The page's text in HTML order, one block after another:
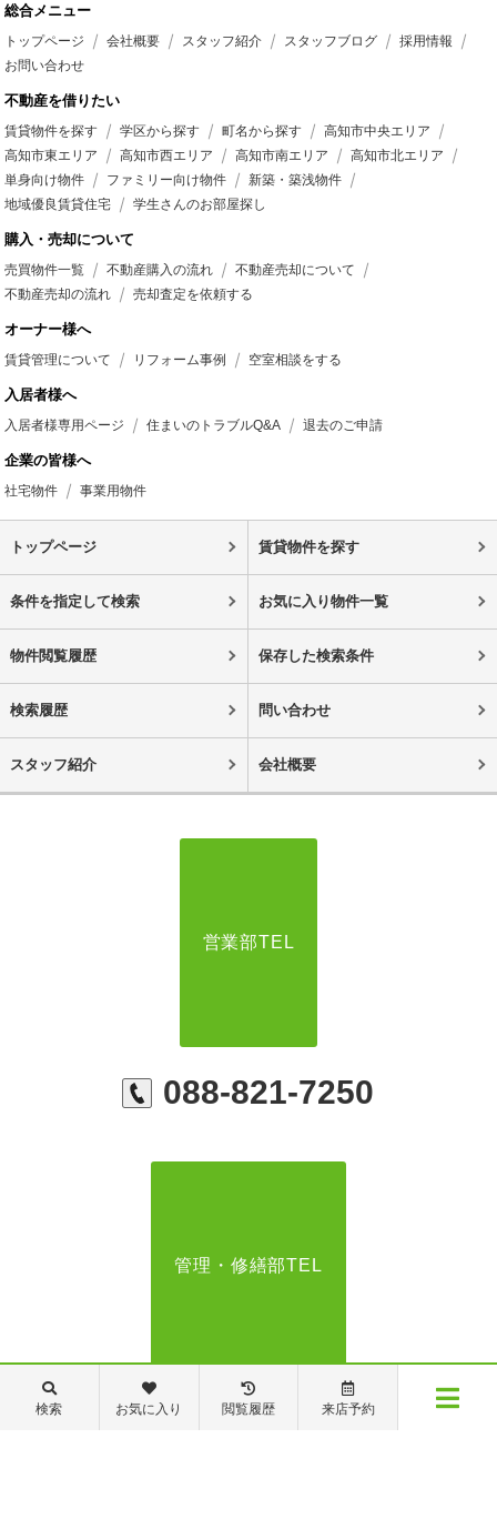
総合メニュー
トップページ 会社概要 スタッフ紹介 スタッフブログ
採用情報
お問い合わせ
不動産を借りたい
賃貸物件を探す 学区から探す 町名から探す
高知市中央エリア
高知市東エリア
高知市西エリア 高知市南エリア
高知市北エリア
単身向け物件
ファミリー向け物件
新築・築浅物件
地域優良賃貸住宅
学生さんのお部屋探し
購入・売却について
売買物件一覧 不動産購入の流れ
不動産売却について
不動産売却の流れ
売却査定を依頼する
オーナー様へ
賃貸管理について リフォーム事例 空室相談をする
入居者様へ
入居者様専用ページ 住まいのトラブルQ&A 退去のご申請
企業の皆様へ
社宅物件 事業用物件
トップページ 賃貸物件を探す
条件を指定して検索 お気に入り物件一覧
物件閲覧履歴 保存した検索条件
検索履歴 問い合わせ
スタッフ紹介 会社概要
営業部TEL
088-821-7250
管理・修繕部TEL
088-821-7272
検索 お気に入り 閲覧履歴 来店予約